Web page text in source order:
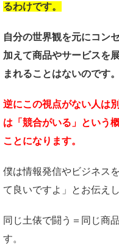
るわけです。
自分の世界観を元にコン
加えて商品やサービスを
まれることはないのです。
逆にこの視点がない人は
は「競合がいる」という
ことになります。
僕は情報発信やビジネス
て良いですよ」とお伝え
同じ土俵で闘う＝同じ商
す。